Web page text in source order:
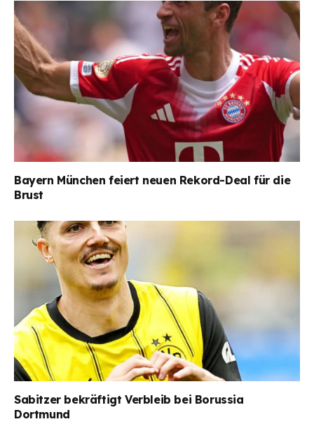
Bayern München feiert neuen Rekord-Deal für die
Brust
Sabitzer bekräftigt Verbleib bei Borussia
Dortmund